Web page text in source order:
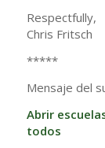
Respectfully,
Chris Fritsch
*****
Mensaje del
Abrir
todos